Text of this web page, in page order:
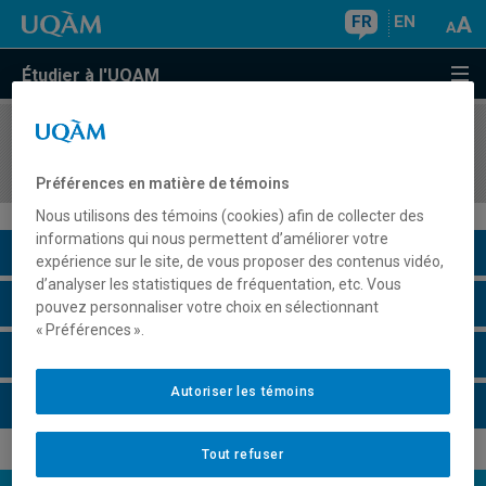
FR EN
Étudier à l'UQAM
COURS//
Description du cours
Horaire - Été 2026
Préférences en matière de témoins
Nous utilisons des témoins (cookies) afin de collecter des
informations qui nous permettent d’améliorer votre
expérience sur le site, de vous proposer des contenus vidéo,
d’analyser les statistiques de fréquentation, etc. Vous
pouvez personnaliser votre choix en sélectionnant
« Préférences ».
Tout refuser
Autoriser les témoins